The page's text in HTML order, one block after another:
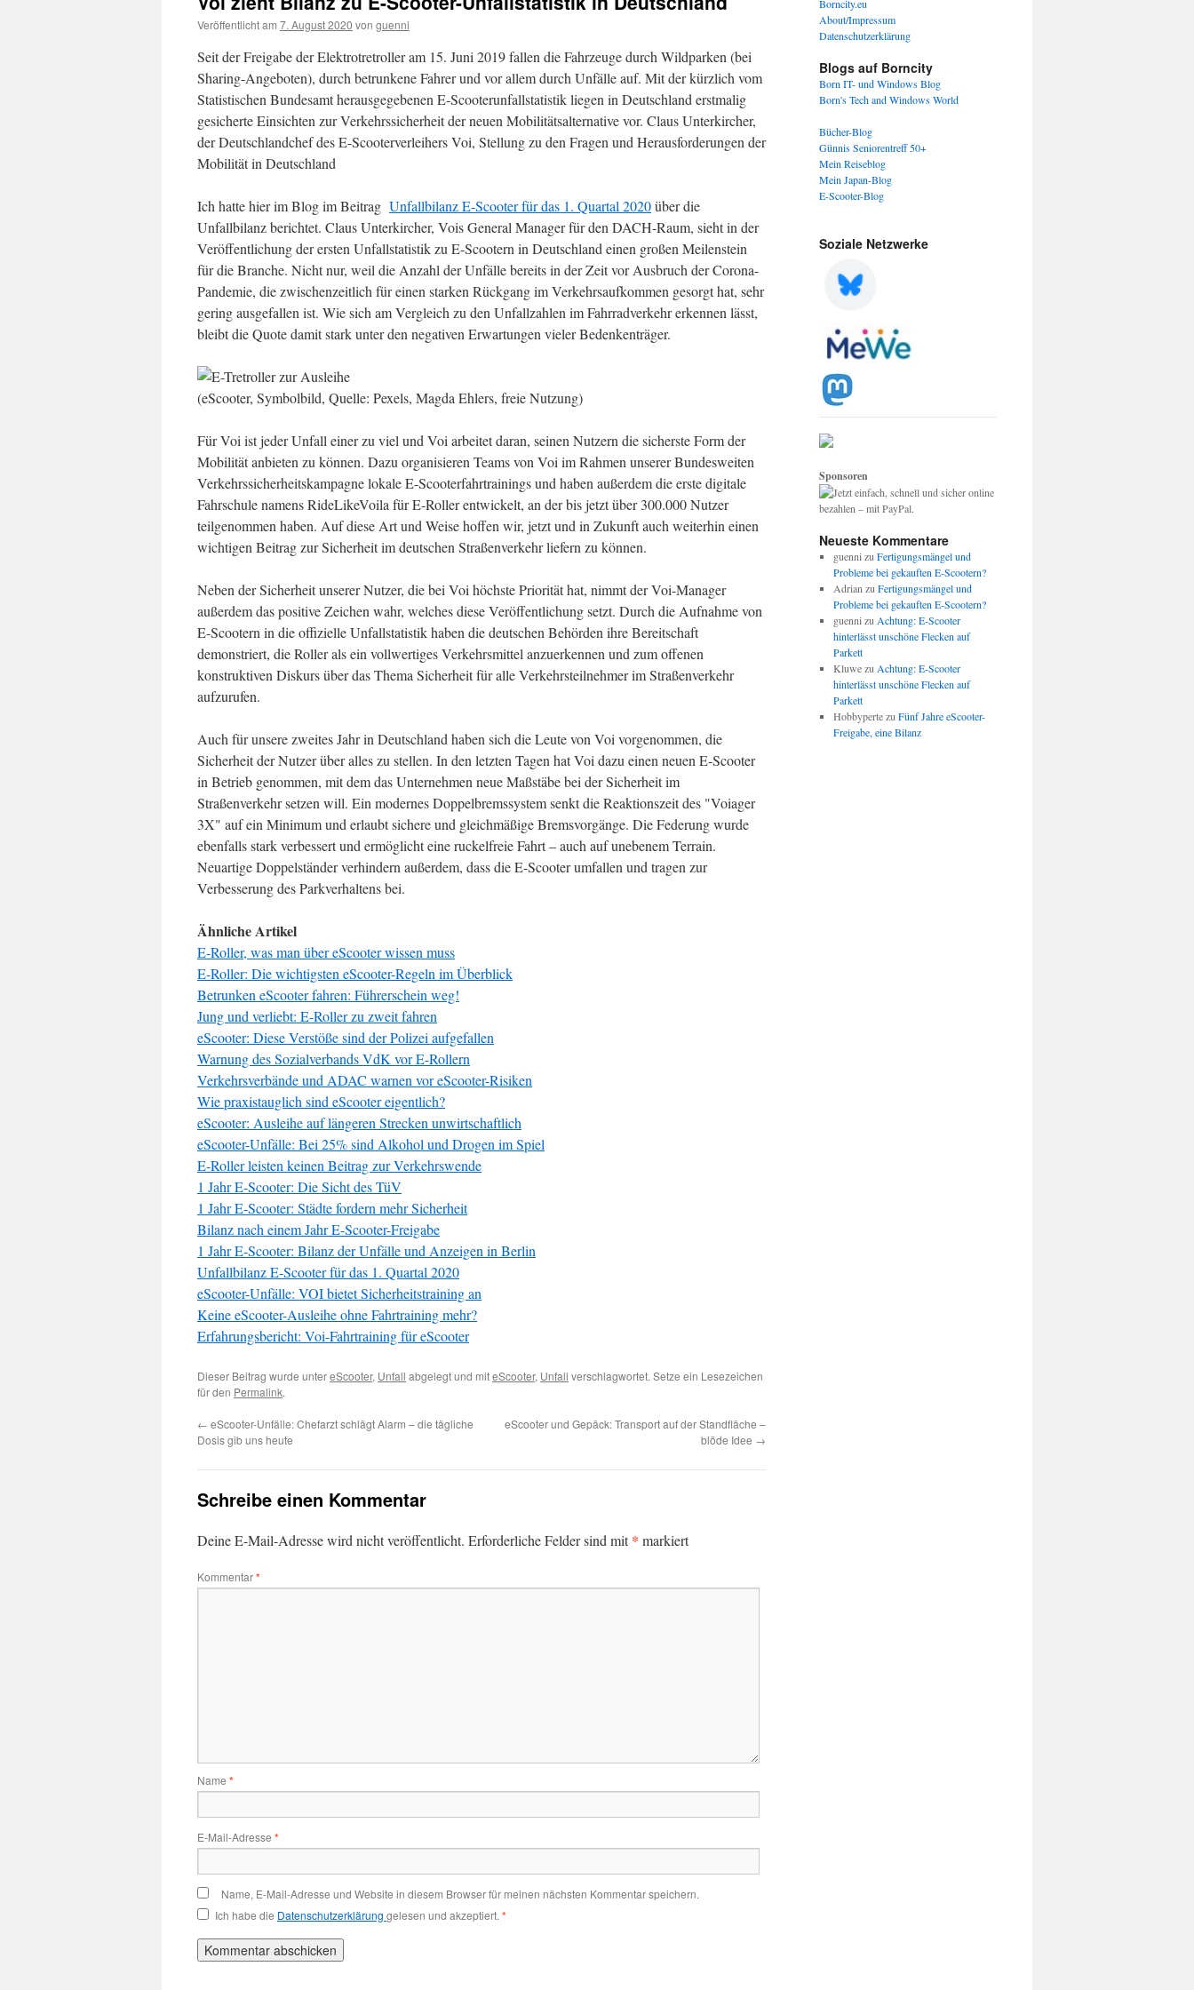
Veröffentlicht am 7. August 2020 von guenni
Seit der Freigabe der Elektrotretroller am 15. Juni 2019 fallen die Fahrzeuge durch Wildparken (bei
Sharing-Angeboten), durch betrunkene Fahrer und vor allem durch Unfälle auf. Mit der kürzlich vom
Statistischen Bundesamt herausgegebenen E-Scooterunfallstatistik liegen in Deutschland erstmalig
gesicherte Einsichten zur Verkehrssicherheit der neuen Mobilitätsalternative vor. Claus Unterkircher,
der Deutschlandchef des E-Scooterverleihers Voi, Stellung zu den Fragen und Herausforderungen der
Mobilität in Deutschland
Ich hatte hier im Blog im Beitrag Unfallbilanz E-Scooter für das 1. Quartal 2020über die
Unfallbilanz berichtet. Claus Unterkircher, Vois General Manager für den DACH-Raum, sieht in der
Veröffentlichung der ersten Unfallstatistik zu E-Scootern in Deutschland einen großen Meilenstein
für die Branche. Nicht nur, weil die Anzahl der Unfälle bereits in der Zeit vor Ausbruch der Corona-
Pandemie, die zwischenzeitlich für einen starken Rückgang im Verkehrsaufkommen gesorgt hat, sehr
gering ausgefallen ist. Wie sich am Vergleich zu den Unfallzahlen im Fahrradverkehr erkennen lässt,
bleibt die Quote damit stark unter den negativen Erwartungen vieler Bedenkenträger.
(eScooter, Symbolbild, Quelle: Pexels, Magda Ehlers, freie Nutzung)
Für Voi ist jeder Unfall einer zu viel und Voi arbeitet daran, seinen Nutzern die sicherste Form der
Mobilität anbieten zu können. Dazu organisieren Teams von Voi im Rahmen unserer Bundesweiten
Verkehrssicherheitskampagne lokale E-Scooterfahrtrainings und haben außerdem die erste digitale
Fahrschule namens RideLikeVoila für E-Roller entwickelt, an der bis jetzt über 300.000 Nutzer
teilgenommen haben. Auf diese Art und Weise hoffen wir, jetzt und in Zukunft auch weiterhin einen
wichtigen Beitrag zur Sicherheit im deutschen Straßenverkehr liefern zu können.
Neben der Sicherheit unserer Nutzer, die bei Voi höchste Priorität hat, nimmt der Voi-Manager
außerdem das positive Zeichen wahr, welches diese Veröffentlichung setzt. Durch die Aufnahme von
E-Scootern in die offizielle Unfallstatistik haben die deutschen Behörden ihre Bereitschaft
demonstriert, die Roller als ein vollwertiges Verkehrsmittel anzuerkennen und zum offenen
konstruktiven Diskurs über das Thema Sicherheit für alle Verkehrsteilnehmer im Straßenverkehr
aufzurufen.
Auch für unsere zweites Jahr in Deutschland haben sich die Leute von Voi vorgenommen, die
Sicherheit der Nutzer über alles zu stellen. In den letzten Tagen hat Voi dazu einen neuen E-Scooter
in Betrieb genommen, mit dem das Unternehmen neue Maßstäbe bei der Sicherheit im
Straßenverkehr setzen will. Ein modernes Doppelbremssystem senkt die Reaktionszeit des "Voiager
3X" auf ein Minimum und erlaubt sichere und gleichmäßige Bremsvorgänge. Die Federung wurde
ebenfalls stark verbessert und ermöglicht eine ruckelfreie Fahrt – auch auf unebenem Terrain.
Neuartige Doppelständer verhindern außerdem, dass die E-Scooter umfallen und tragen zur
Verbesserung des Parkverhaltens bei.
Ähnliche Artikel
E-Roller, was man über eScooter wissen muss
E-Roller: Die wichtigsten eScooter-Regeln im Überblick
Betrunken eScooter fahren: Führerschein weg!
Jung und verliebt: E-Roller zu zweit fahren
eScooter: Diese Verstöße sind der Polizei aufgefallen
Warnung des Sozialverbands VdK vor E-Rollern
Verkehrsverbände und ADAC warnen vor eScooter-Risiken
Wie praxistauglich sind eScooter eigentlich?
eScooter: Ausleihe auf längeren Strecken unwirtschaftlich
eScooter-Unfälle: Bei 25% sind Alkohol und Drogen im Spiel
E-Roller leisten keinen Beitrag zur Verkehrswende
1 Jahr E-Scooter: Die Sicht des TüV
1 Jahr E-Scooter: Städte fordern mehr Sicherheit
Bilanz nach einem Jahr E-Scooter-Freigabe
1 Jahr E-Scooter: Bilanz der Unfälle und Anzeigen in Berlin
Unfallbilanz E-Scooter für das 1. Quartal 2020
eScooter-Unfälle: VOI bietet Sicherheitstraining an
Keine eScooter-Ausleihe ohne Fahrtraining mehr?
Erfahrungsbericht: Voi-Fahrtraining für eScooter
Dieser Beitrag wurde untereScooter, Unfall abgelegt und miteScooter, Unfall verschlagwortet. Setze ein Lesezeichen
für den Permalink.
← eScooter-Unfälle: Chefarzt schlägt Alarm – die tägliche
Dosis gib uns heute
eScooter und Gepäck: Transport auf der Standfläche –
blöde Idee →
Schreibe einen Kommentar
Deine E-Mail-Adresse wird nicht veröffentlicht. Erforderliche Felder sind mit* markiert
Kommentar*
Name *
E-Mail-Adresse *
Name, E-Mail-Adresse und Website in diesem Browser für meinen nächsten Kommentar speichern.
Ich habe die Datenschutzerklärung gelesen und akzeptiert. *
Borncity.eu
About/Impressum
Datenschutzerklärung
Blogs auf Borncity
Born IT- und Windows Blog
Born's Tech and Windows World
Bücher-Blog
Günnis Seniorentreff 50+
Mein Reiseblog
Mein Japan-Blog
E-Scooter-Blog
Soziale Netzwerke
Sponsoren
Neueste Kommentare
guenni zu Fertigungsmängel und
Probleme bei gekauften E-Scootern?
Adrian zu Fertigungsmängel und
Probleme bei gekauften E-Scootern?
guenni zu Achtung: E-Scooter
hinterlässt unschöne Flecken auf
Parkett
Kluwezu Achtung: E-Scooter
hinterlässt unschöne Flecken auf
Parkett
Hobbypertezu Fünf Jahre eScooter-
Freigabe, eine Bilanz